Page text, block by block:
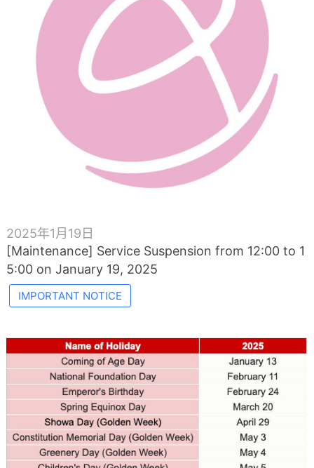
2025年1月19日
[Maintenance] Service Suspension from 12:00 to 1
5:00 on January 19, 2025
IMPORTANT NOTICE